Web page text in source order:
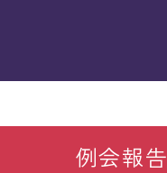
例会報告